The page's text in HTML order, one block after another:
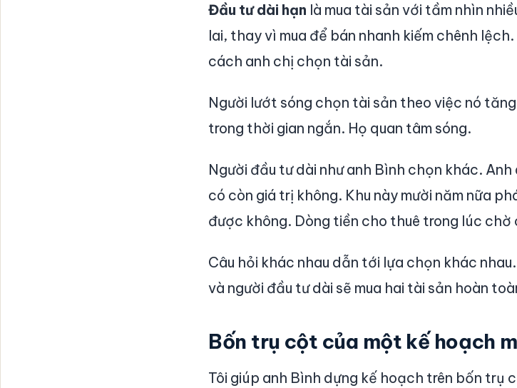
Đầu tư dài hạn là mua tài sản với tầm nhìn
lai, thay vì mua để bán nhanh kiếm chênh
cách anh chị chọn tài sản.
Người lướt sóng chọn tài sản theo việc nó
trong thời gian ngắn. Họ quan tâm sóng.
Người đầu tư dài như anh Bình chọn khác.
có còn giá trị không. Khu này mười năm nữa
được không. Dòng tiền cho thuê trong lúc chờ
Câu hỏi khác nhau dẫn tới lựa chọn khác
và người đầu tư dài sẽ mua hai tài sản hoàn
Bốn trụ cột của một kế hoạch
Tôi giúp anh Bình dựng kế hoạch trên bốn trụ